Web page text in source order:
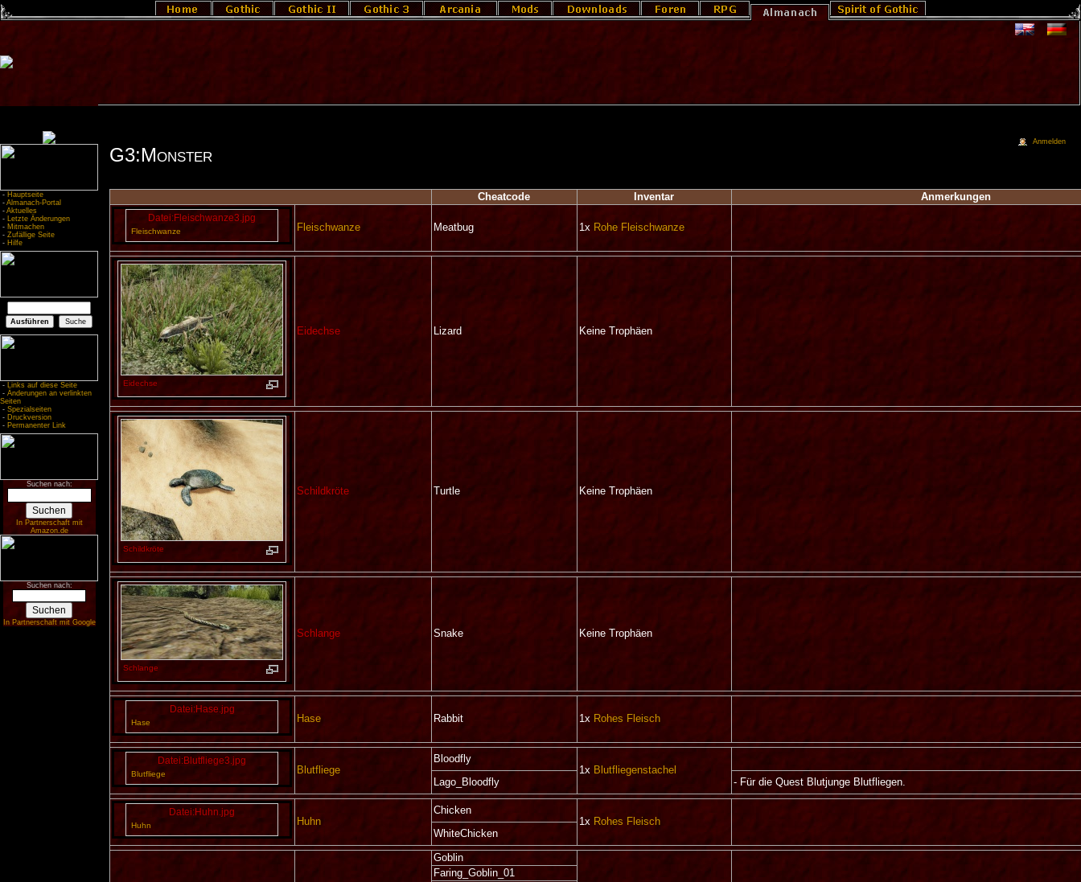
- Hauptseite
- Almanach-Portal
- Aktuelles
- Letzte Änderungen
- Mitmachen
- Zufällige Seite
- Hilfe
- Links auf diese Seite
- Änderungen an verlinkten
Seiten
- Spezialseiten
- Druckversion
- Permanenter Link
Suchen nach:
In Partnerschaft mit
Amazon.de
Suchen nach:
In Partnerschaft mit Google
G3:Monster
Cheatcode Inventar
Anmerkungen
Datei:Fleischwanze3.jpg
Fleischwanze Fleischwanze Meatbug 1x Rohe Fleischwanze
Eidechse
Eidechse Lizard Keine Trophäen
Schildkröte
Schildkröte Turtle Keine Trophäen
Schlange
Schlange Snake Keine Trophäen
Datei:Hase.jpg
Hase Hase Rabbit 1x Rohes Fleisch
Datei:Blutfliege3.jpg
Blutfliege Blutfliege
Bloodfly
1x Blutfliegenstachel
Lago_Bloodfly
- Für die Quest Blutjunge Blutfliegen.
Datei:Huhn.jpg
Huhn Huhn
Chicken
1x Rohes Fleisch
WhiteChicken
Goblin
Faring_Goblin_01
Anmelden